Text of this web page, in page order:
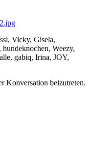
, Vicky, Gisela,
, hundeknochen, Weezy,
, gabiq, Irina, JOY,
Konversation beizutreten.